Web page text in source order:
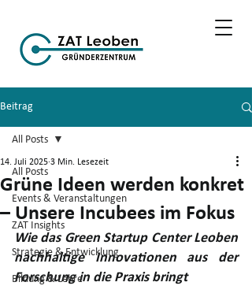
Beitrag
All Posts
Events & Veranstaltungen
ZAT Insights
Strategie & Entwicklung
Bildung & Lehre
All Posts
Grüne Ideen werden konkret
– Unsere Incubees im Fokus
14. Juli 2025 3 Min. Lesezeit
Wie das Green Startup Center Leoben
nachhaltige Innovationen aus der
Forschung in die Praxis bringt